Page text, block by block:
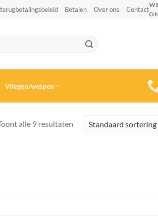
Betalen Over ons Contact
Vliegen/wespen
alle 9 resultaten